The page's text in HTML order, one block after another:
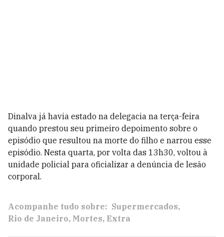
Dinalva já havia estado na delegacia na terça-feira
quando prestou seu primeiro depoimento sobre o
episódio que resultou na morte do filho e narrou esse
episódio. Nesta quarta, por volta das 13h30, voltou à
unidade policial para oficializar a denúncia de lesão
corporal.
Acompanhe tudo sobre: Supermercados
Rio de Janeiro Mortes Extra